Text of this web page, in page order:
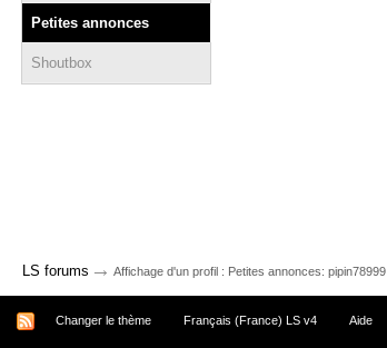
Petites annonces
Shoutbox
LS forums → Affichage d'un profil : Petites annonces: pipin78999
Changer le thème Français (France) LS v4 Aide